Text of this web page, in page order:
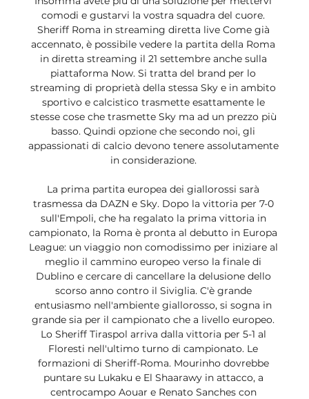
comodi e gustarvi la vostra squadra del cuore.
Sheriff Roma in streaming diretta live Come già
accennato, è possibile vedere la partita della Roma
in diretta streaming il 21 settembre anche sulla
piattaforma Now. Si tratta del brand per lo
streaming di proprietà della stessa Sky e in ambito
sportivo e calcistico trasmette esattamente le
stesse cose che trasmette Sky ma ad un prezzo più
basso. Quindi opzione che secondo noi, gli
appassionati di calcio devono tenere assolutamente
in considerazione.
La prima partita europea dei giallorossi sarà
trasmessa da DAZN e Sky. Dopo la vittoria per 7-0
sull'Empoli, che ha regalato la prima vittoria in
campionato, la Roma è pronta al debutto in Europa
League: un viaggio non comodissimo per iniziare al
meglio il cammino europeo verso la finale di
Dublino e cercare di cancellare la delusione dello
scorso anno contro il Siviglia. C'è grande
entusiasmo nell'ambiente giallorosso, si sogna in
grande sia per il campionato che a livello europeo.
Lo Sheriff Tiraspol arriva dalla vittoria per 5-1 al
Floresti nell'ultimo turno di campionato. Le
formazioni di Sheriff-Roma. Mourinho dovrebbe
puntare su Lukaku e El Shaarawy in attacco, a
centrocampo Aouar e Renato Sanches con